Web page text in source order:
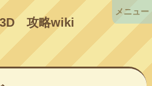
攻略wiki
メニュー